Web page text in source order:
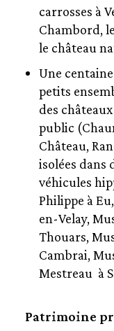
carrosses à
Chambord,
le château
Une
petits
des
public
Château,
isolées dans
véhicules
Philippe à
en-Velay,
Thouars,
Cambrai,
Mestreau à
Patrimoine